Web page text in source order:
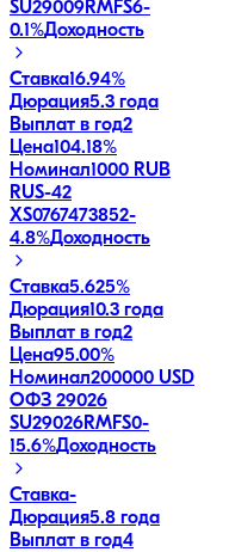
SU29009RMFS6-
0.1%Доходность
Ставка16.94%
Дюрация5.3 года
Выплат в год2
Цена104.18%
Номинал1000 RUB
RUS-42
XS0767473852-
4.8%Доходность
Ставка5.625%
Дюрация10.3 года
Выплат в год2
Цена95.00%
Номинал200000 USD
ОФЗ 29026
SU29026RMFS0-
15.6%Доходность
Ставка-
Дюрация5.8 года
Выплат в год4